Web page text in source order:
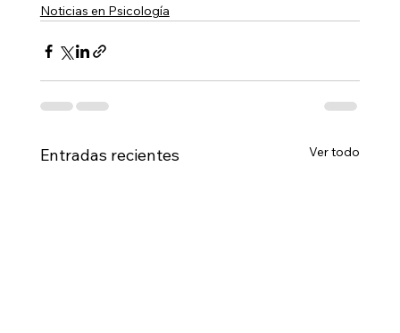
Noticias en Psicología
Entradas recientes Ver todo